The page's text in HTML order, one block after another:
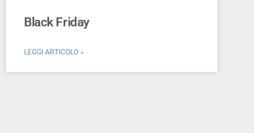
Black Friday
LEGGI ARTICOLO »